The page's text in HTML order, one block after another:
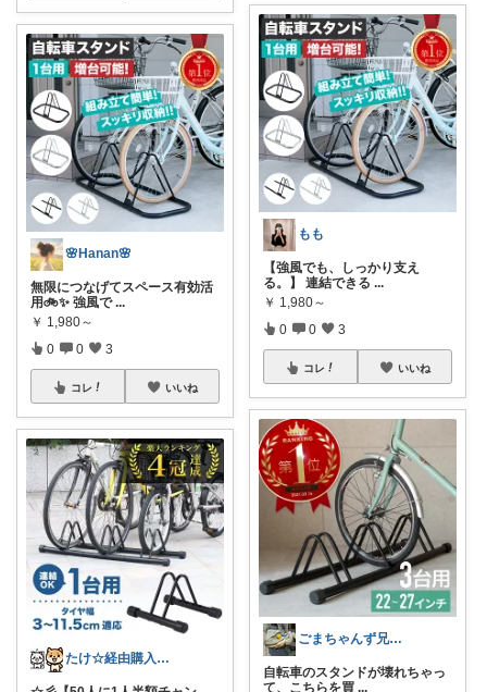
🌸Hanan🌸
無限につなげてスペース有効活
用🚲✨ 強風で ...
￥ 1,980～
0 0 3
コレ いいね
たけ☆経由購入感謝します！ありがとう！☆
もも
【強風でも、しっかり支え
る。】 連結できる ...
￥ 1,980～
0 0 3
コレ いいね
ごまちゃんず兄弟ママ🧒👶
自転車のスタンドが壊れちゃっ
て、こちらを買 ...